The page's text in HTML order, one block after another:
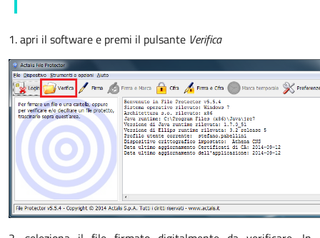
1. apri il software e premi il pulsante Verifica